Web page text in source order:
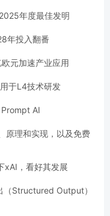
年度最佳发明
年投入翻番
元加速产业应用
于L4技术研发
AI
原理和实现，以及免费
xAI，看好其发展
（Structured Output）